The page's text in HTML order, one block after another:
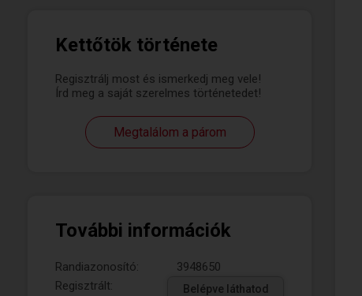
Kettőtök története
Regisztrálj most és ismerkedj meg vele!
Írd meg a saját szerelmes történetedet!
Megtalálom a párom
További információk
Randiazonosító:
3948650
Regisztrált:
Belépve láthatod